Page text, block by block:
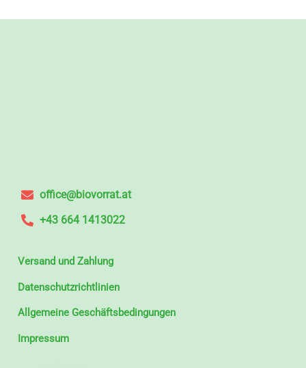
office@biovorrat.at
+43 664 1413022
Versand und Zahlung
Datenschutzrichtlinien
Allgemeine Geschäftsbedingungen
Impressum